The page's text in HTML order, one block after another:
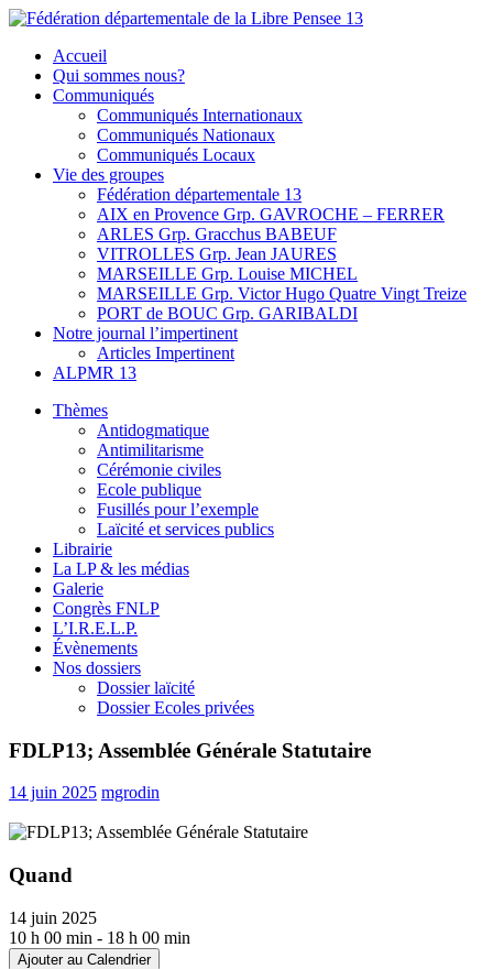
Skip
content
Fédération départementale de la Libre Pensee 13
Membre de la fédération Nationale de la Libre Pensée ni dieu ni
maitre
Accueil
Qui sommes nous?
Communiqués
Communiqués Internationaux
Communiqués Nationaux
Communiqués Locaux
Vie des groupes
Fédération départementale 13
AIX en Provence Grp. GAVROCHE – FERRER
ARLES Grp. Gracchus BABEUF
VITROLLES Grp. Jean JAURES
MARSEILLE Grp. Louise MICHEL
MARSEILLE Grp. Victor Hugo Quatre Vingt Treize
PORT de BOUC Grp. GARIBALDI
Notre journal l’impertinent
Articles Impertinent
ALPMR 13
Thèmes
Antidogmatique
Antimilitarisme
Cérémonie civiles
Ecole publique
Fusillés pour l’exemple
Laïcité et services publics
Librairie
La LP & les médias
Galerie
Congrès FNLP
L’I.R.E.L.P.
Évènements
Nos dossiers
Dossier laïcité
Dossier Ecoles privées
FDLP13; Assemblée Générale Statutaire
14 juin 2025 mgrodin
Quand
14 juin 2025
10 h 00 min - 18 h 00 min
Ajouter au Calendrier